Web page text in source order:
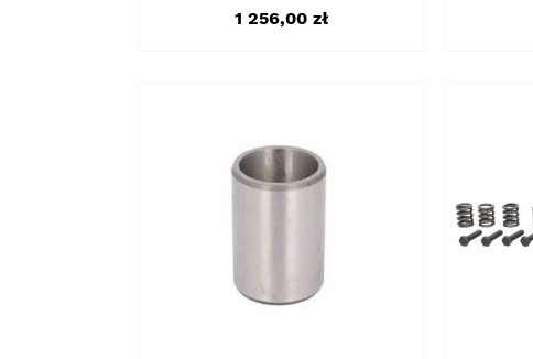
Cena
1 256,00 zł